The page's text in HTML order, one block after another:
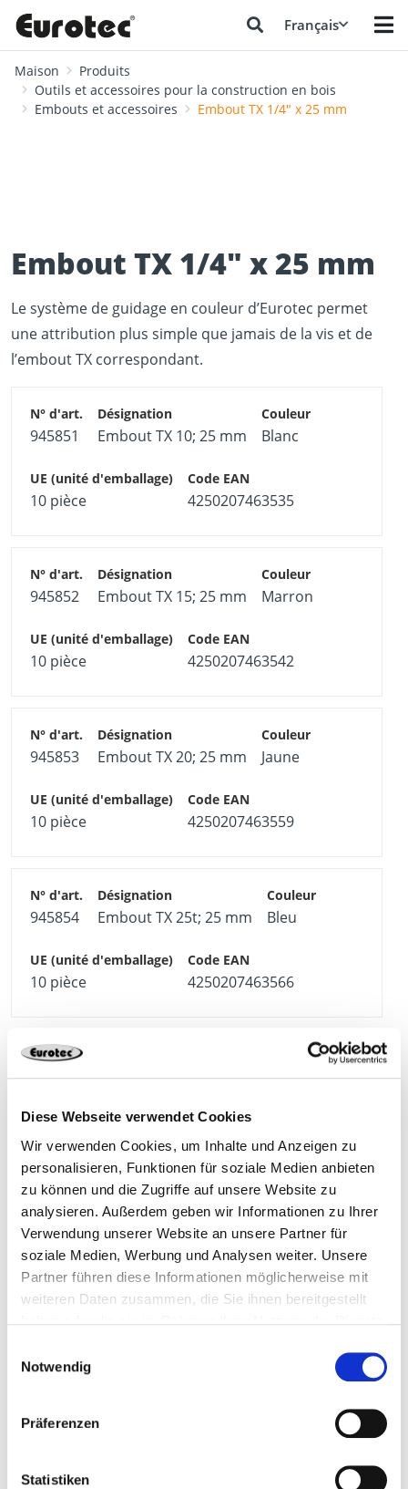
Diese Webseite verwendet Cookies
Wir verwenden Cookies, um Inhalte und Anzeigen zu
personalisieren, Funktionen für soziale Medien anbieten
zu können und die Zugriffe auf unsere Website zu
analysieren. Außerdem geben wir Informationen zu Ihrer
Verwendung unserer Website an unsere Partner für
soziale Medien, Werbung und Analysen weiter. Unsere
Partner führen diese Informationen möglicherweise mit
weiteren Daten zusammen, die Sie ihnen bereitgestellt
Notwendig
Präferenzen
Statistiken
Français
Maison
Produits
Outils et accessoires pour la construction en bois
Embouts et accessoires
Embout TX 1/4" x 25 mm
Embout TX 1/4" x 25 mm
Le système de guidage en couleur d’Eurotec permet
une attribution plus simple que jamais de la vis et de
l’embout TX correspondant.
945851 Embout TX 10; 25 mm Blanc
10 pièce 4250207463535
945852 Embout TX 15; 25 mm Marron
10 pièce 4250207463542
945853 Embout TX 20; 25 mm Jaune
10 pièce 4250207463559
945854 Embout TX 25t; 25 mm Bleu
10 pièce 4250207463566
945855 Embout TX 30t; 25 mm Rouge
10 pièce 4250207463573
945856 Embout TX 40; 25 mm Vert
10 pièce 4250207463580